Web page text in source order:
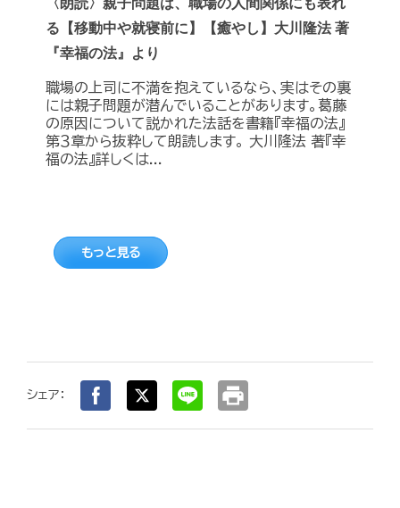
る【移動中や就寝前に】【癒やし】大川隆法 著
『幸福の法』より
職場の上司に不満を抱えているなら、実はその裏
には親子問題が潜んでいることがあります。葛藤
の原因について説かれた法話を書籍『幸福の法』
第３章から抜粋して朗読します。 大川隆法 著『幸
福の法』詳しくは...
もっと見る
シェア： print